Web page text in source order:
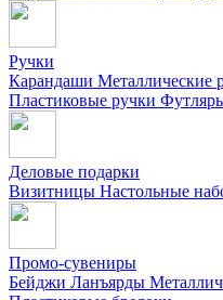
Ручки
Карандаши Металлические
Пластиковые ручки
Деловые подарки
Визитницы Настольные
Промо-сувениры
Бейджи Ланъярды